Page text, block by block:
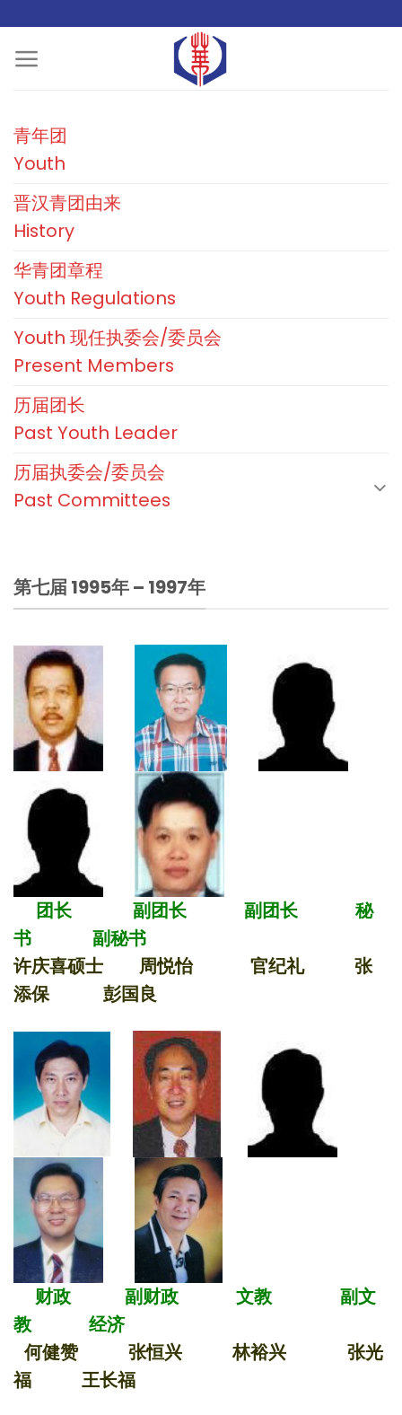
content
第七届 1995年 – 1997年
团长 副团长 副团长 秘
书 副秘书
许庆喜硕士 周悦怡 官纪礼 张
添保 彭国良
财政 副财政 文教 副文
教 经济
何健赞 张恒兴 林裕兴 张光
福 王长福
青年团
Youth
晋汉青团由来
History
华青团章程
Youth Regulations
Youth 现任执委会/委员会
Present Members
历届团长
Past Youth Leader
历届执委会/委员会
Past Committees